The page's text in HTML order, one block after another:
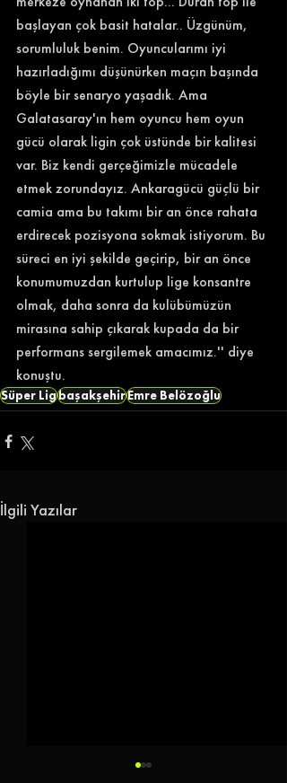
başlayan çok basit hatalar.. Üzgünüm,
sorumluluk benim. Oyuncularımı iyi
hazırladığımı düşünürken maçın başında
böyle bir senaryo yaşadık. Ama
Galatasaray'ın hem oyuncu hem oyun
gücü olarak ligin çok üstünde bir kalitesi
var. Biz kendi gerçeğimizle mücadele
etmek zorundayız. Ankaragücü güçlü bir
camia ama bu takımı bir an önce rahata
erdirecek pozisyona sokmak istiyorum. Bu
süreci en iyi şekilde geçirip, bir an önce
konumumuzdan kurtulup lige konsantre
olmak, daha sonra da kulübümüzün
mirasına sahip çıkarak kupada da bir
performans sergilemek amacımız.'' diye
konuştu.
Süper LigbaşakşehirEmre Belözoğlu
İlgili Yazılar